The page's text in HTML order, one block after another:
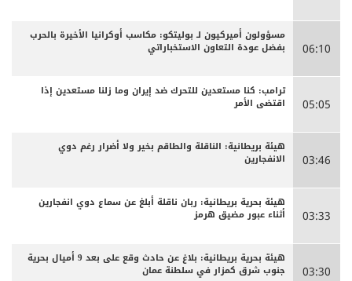
06:10
مسؤولون أميركيون لـ بوليتكو: مكاسب أوكرانيا الأخيرة بالحرب
بفضل عودة التعاون الاستخباراتي
05:05
ترامب: كنا مستعدين للتحرك ضد إيران وما زلنا مستعدين إذا
اقتضى الأمر
03:46
هيئة بريطانية: الناقلة والطاقم بخير ولا أضرار رغم دوي
الانفجارين
03:33
هيئة بحرية بريطانية: ربان ناقلة أبلغ عن سماع دوي انفجارين
أثناء عبور مضيق هرمز
03:30
هيئة بحرية بريطانية: بلاغ عن حادث وقع على بعد 9 أميال بحرية
جنوب شرق كمزار في سلطنة عمان